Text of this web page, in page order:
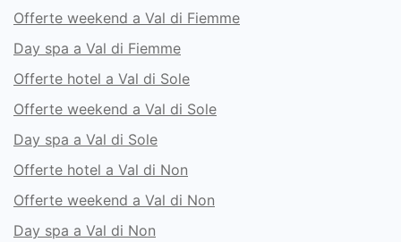
Offerte weekend a Val di Fiemme
Day spa a Val di Fiemme
Offerte hotel a Val di Sole
Offerte weekend a Val di Sole
Day spa a Val di Sole
Offerte hotel a Val di Non
Offerte weekend a Val di Non
Day spa a Val di Non